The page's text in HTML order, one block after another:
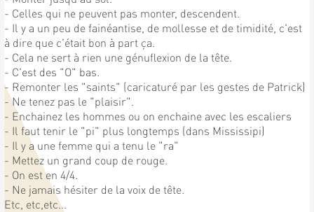
- Celles qui ne peuvent pas monter, descendent.
- Il y a un peu de fainéantise, de mollesse et de timidité, c'est
à dire que c'était bon à part ça.
- Cela ne sert à rien une génuflexion de la tête.
- C'est des "O" bas.
- Remonter les "saints" (caricaturé par les gestes de Patrick)
- Ne tenez pas le "plaisir".
- Enchainez les hommes ou on enchaine avec les escaliers
- Il faut tenir le "pi" plus longtemps (dans Mississipi)
- Il y a une femme qui a tenu le "ra"
- Mettez un grand coup de rouge.
- On est en 4/4.
- Ne jamais hésiter de la voix de tête.
Etc, etc,etc...